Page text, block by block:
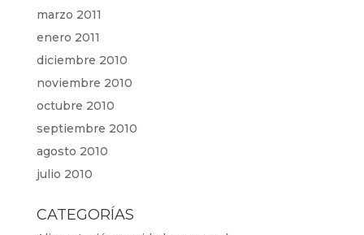
marzo 2011
enero 2011
diciembre 2010
noviembre 2010
octubre 2010
septiembre 2010
agosto 2010
julio 2010
CATEGORÍAS